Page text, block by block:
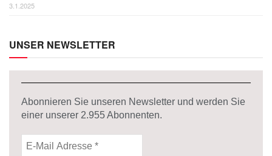
3.1.2025
UNSER NEWSLETTER
Abonnieren Sie unseren Newsletter und werden Sie
einer unserer 2.955Abonnenten.